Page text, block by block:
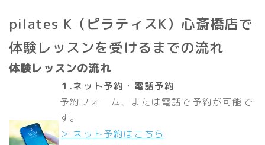
pilates K（ピラティスK）心斎橋店で
体験レッスンを受けるまでの流れ
体験レッスンの流れ
１.ネット予約・電話予約
予約フォーム、または電話で予約が可能で
す。
＞ ネット予約はこちら